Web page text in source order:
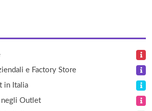
Borghetto Santo Spirito
e Factory Store
in Italia
negli Outlet